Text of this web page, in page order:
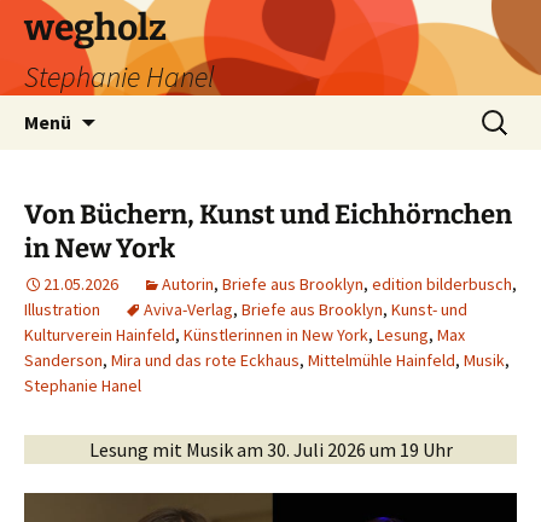
wegholz
Stephanie Hanel
Menü
Suchen
nach:
Von Büchern, Kunst und Eichhörnchen
in New York
21.05.2026 Autorin, Briefe aus Brooklyn, edition bilderbusch,
Illustration
Aviva-Verlag, Briefe aus Brooklyn, Kunst- und
Kulturverein Hainfeld, Künstlerinnen in New York, Lesung, Max
Sanderson, Mira und das rote Eckhaus, Mittelmühle Hainfeld, Musik,
Stephanie Hanel
Lesung mit Musik am 30. Juli 2026 um 19 Uhr